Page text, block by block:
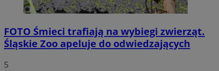
FOTO Śmieci trafiają na wybiegi zwierząt.
Śląskie Zoo apeluje do odwiedzających
5